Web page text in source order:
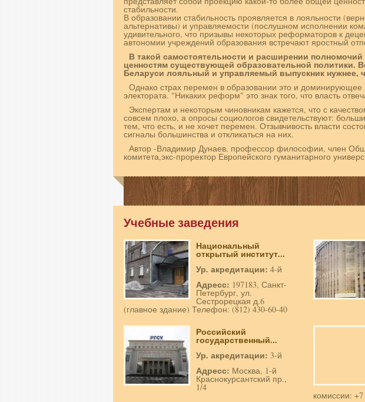
стабильности.
В образовании стабильность проявляется в лояльности
альтернативы) и управляемости (послушном исполнении
удивительного, что призывы некоторых реформаторов к
автономии учреждений образования встречают яростный
В такой самостоятельности и расширении
ценностям существующей образовательной политики.
Беларуси лояльный и управляемый выпускник нужнее,
Однако страх перемен в образовании это и доминирующее
электората. "Никаких реформ" это знак того, что власть
Экспертам и некоторым чиновникам кажется, что с
совсем плохо, а опросы социологов свидетельствуют:
тем, что есть, и не хочет перемен. Отзывчивость власти
сигналы большинства и откликаться на них.
Автор -Владимир Дунаев, профессор философии, член
комитета,экс-проректор Европейского гуманитарного
Учебные заведения
Национальный
открытый институт...
Ур. акредитации: 4-й
Адресс: 197183, Санкт-
Петербург, ул.
Сестрорецкая д.6
(главное здание) Телефон: (812) 430-60-40
Российский
государственный...
Ур. акредитации: 3-й
Адресс: Москва, 1-й
Краснокурсантский пр.,
1/4
комиссии: +7